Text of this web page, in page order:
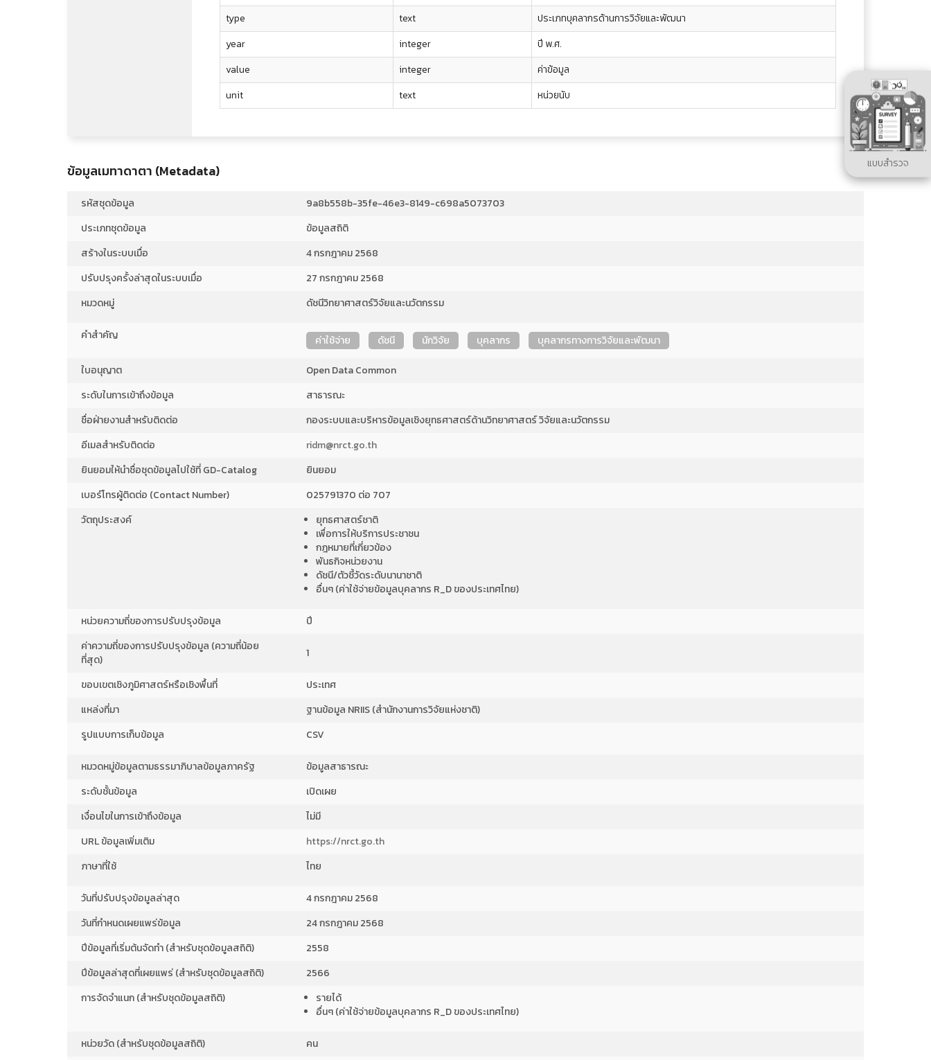
type
text
ประเภทบุคลากรด้านการวิจัยและพัฒนา
year
integer
ปี พ.ศ.
value
integer
ค่าข้อมูล
unit
text หน่วยนับ
ข้อมูลเมทาดาตา (Metadata)
รหัสชุดข้อมูล
9a8b558b-35fe-46e3-8149-c698a5073703
ประเภทชุดข้อมูล
ข้อมูลสถิติ
สร้างในระบบเมื่อ
4 กรกฎาคม 2568
ปรับปรุงครั้งล่าสุดในระบบเมื่อ
27 กรกฎาคม 2568
หมวดหมู่
ดัชนีวิทยาศาสตร์วิจัยและนวัตกรรม
คำสำคัญ ค่าใช้จ่าย ดัชนี นักวิจัย บุคลากร บุคลากรทางการวิจัยและพัฒนา
ใบอนุญาต
Open Data Common
ระดับในการเข้าถึงข้อมูล
สาธารณะ
ชื่อฝ่ายงานสำหรับติดต่อ
กองระบบและบริหารข้อมูลเชิงยุทธศาสตร์ด้านวิทยาศาสตร์ วิจัยและนวัตกรรม
อีเมลสำหรับติดต่อ
ridm@nrct.go.th
ยินยอมให้นำชื่อชุดข้อมูลไปใช้ที่ GD-Catalog
ยินยอม
เบอร์โทรผู้ติดต่อ (Contact Number)
025791370 ต่อ 707
วัตถุประสงค์
ยุทธศาสตร์ชาติ
เพื่อการให้บริการประชาชน
กฎหมายที่เกี่ยวข้อง
พันธกิจหน่วยงาน
ดัชนี/ตัวชี้วัดระดับนานาชาติ
อื่นๆ (ค่าใช้จ่ายข้อมูลบุคลากร R_D ของประเทศไทย)
หน่วยความถี่ของการปรับปรุงข้อมูล
ปี
ค่าความถี่ของการปรับปรุงข้อมูล (ความถี่น้อย
ที่สุด)
1
ขอบเขตเชิงภูมิศาสตร์หรือเชิงพื้นที่
ประเทศ
แหล่งที่มา
ฐานข้อมูล NRIIS (สำนักงานการวิจัยแห่งชาติ)
รูปแบบการเก็บข้อมูล
CSV
หมวดหมู่ข้อมูลตามธรรมาภิบาลข้อมูลภาครัฐ
ข้อมูลสาธารณะ
ระดับชั้นข้อมูล
เปิดเผย
เงื่อนไขในการเข้าถึงข้อมูล
ไม่มี
URL ข้อมูลเพิ่มเติม
https://nrct.go.th
ภาษาที่ใช้
ไทย
วันที่ปรับปรุงข้อมูลล่าสุด
4 กรกฎาคม 2568
วันที่กำหนดเผยแพร่ข้อมูล
24 กรกฎาคม 2568
ปีข้อมูลที่เริ่มต้นจัดทำ (สำหรับชุดข้อมูลสถิติ)
2558
ปีข้อมูลล่าสุดที่เผยแพร่ (สำหรับชุดข้อมูลสถิติ)
2566
การจัดจำแนก (สำหรับชุดข้อมูลสถิติ)
รายได้
อื่นๆ (ค่าใช้จ่ายข้อมูลบุคลากร R_D ของประเทศไทย)
หน่วยวัด (สำหรับชุดข้อมูลสถิติ) คน
แบบสำรวจ